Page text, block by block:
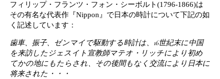
フィリップ・フランツ・フォン・シーボルト(1796-1866)は
その有名な代表作『Nippon』で日本の時計について下記の如
く記述しています：
歯車、振子、ゼンマイで駆動する時計は、16世紀末に中国
を来訪したジェスイト宣教師マテオ・リッチにより初め
てかの地にもたらされ、その後間もなく交流により日本に
将来された・・・